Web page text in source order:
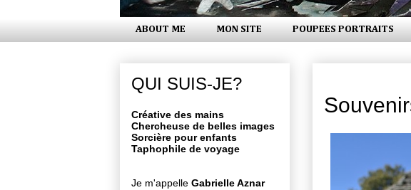
ABOUT ME MON SITE POUPEES PORTRAITS
QUI SUIS-JE?
Créative des mains
Chercheuse de belles images
Sorcière pour enfants
Taphophile de voyage
Je m'appelle Gabrielle Aznar